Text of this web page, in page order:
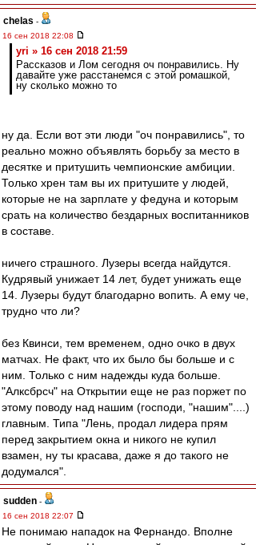
chelas -
16 сен 2018 22:08
yri » 16 сен 2018 21:59
Рассказов и Лом сегодня оч понравились. Ну
давайте уже расстанемся с этой ромашкой,
ну сколько можно то
ну да. Если вот эти люди "оч понравились", то
реально можно объявлять борьбу за место в
десятке и притушить чемпионские амбиции.
Только хрен там вы их притушите у людей,
которые не на зарплате у федуна и которым
срать на количество бездарных воспитанников
в составе.
ничего страшного. Лузеры всегда найдутся.
Кудрявый унижает 14 лет, будет унижать еще
14. Лузеры будут благодарно вопить. А ему че,
трудно что ли?
без Квинси, тем временем, одно очко в двух
матчах. Не факт, что их было бы больше и с
ним. Только с ним надежды куда больше.
"Алксбрсч" на Открытии еще не раз поржет по
этому поводу над нашим (господи, "нашим"....)
главным. Типа "Лень, продал лидера прям
перед закрытием окна и никого не купил
взамен, ну ты красава, даже я до такого не
додумался".
sudden -
16 сен 2018 22:07
Не понимаю нападок на Фернандо. Вполне